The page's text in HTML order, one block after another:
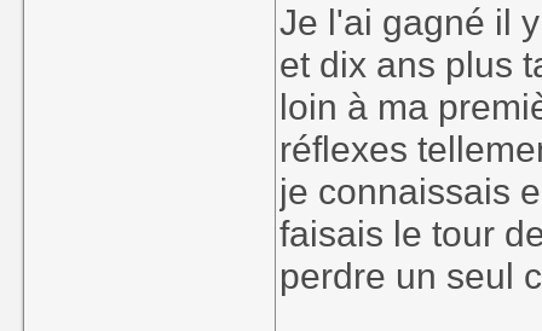
Je l'ai gagné il
et dix ans plus
loin à ma
réflexes
je connaissais
faisais le tour
perdre un seul